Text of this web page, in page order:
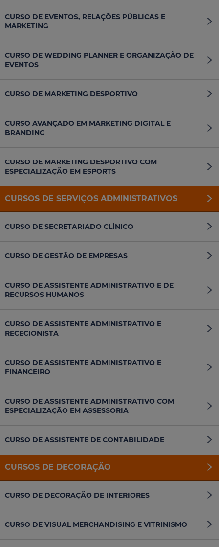
CURSO DE EVENTOS, RELAÇÕES PÚBLICAS E
MARKETING
CURSO DE WEDDING PLANNER E ORGANIZAÇÃO DE
EVENTOS
CURSO DE MARKETING DESPORTIVO
CURSO AVANÇADO EM MARKETING DIGITAL E
BRANDING
CURSO DE MARKETING DESPORTIVO COM
ESPECIALIZAÇÃO EM ESPORTS
CURSOS DE SERVIÇOS ADMINISTRATIVOS
CURSO DE SECRETARIADO CLÍNICO
CURSO DE GESTÃO DE EMPRESAS
CURSO DE ASSISTENTE ADMINISTRATIVO E DE
RECURSOS HUMANOS
CURSO DE ASSISTENTE ADMINISTRATIVO E
RECECIONISTA
CURSO DE ASSISTENTE ADMINISTRATIVO E
FINANCEIRO
CURSO DE ASSISTENTE ADMINISTRATIVO COM
ESPECIALIZAÇÃO EM ASSESSORIA
CURSO DE ASSISTENTE DE CONTABILIDADE
CURSOS DE DECORAÇÃO
CURSO DE DECORAÇÃO DE INTERIORES
CURSO DE VISUAL MERCHANDISING E VITRINISMO